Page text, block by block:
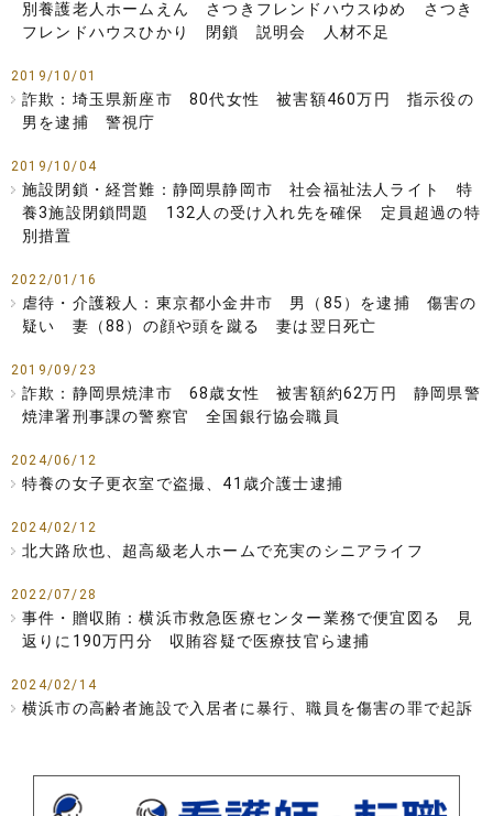
別養護老人ホームえん さつきフレンドハウスゆめ さつき
フレンドハウスひかり 閉鎖 説明会 人材不足
2019/10/01
詐欺：埼玉県新座市 80代女性 被害額460万円 指示役の
男を逮捕 警視庁
2019/10/04
施設閉鎖・経営難：静岡県静岡市 社会福祉法人ライト 特
養3施設閉鎖問題 132人の受け入れ先を確保 定員超過の特
別措置
2022/01/16
虐待・介護殺人：東京都小金井市 男（85）を逮捕 傷害の
疑い 妻（88）の顔や頭を蹴る 妻は翌日死亡
2019/09/23
詐欺：静岡県焼津市 68歳女性 被害額約62万円 静岡県警
焼津署刑事課の警察官 全国銀行協会職員
2024/06/12
特養の女子更衣室で盗撮、41歳介護士逮捕
2024/02/12
北大路欣也、超高級老人ホームで充実のシニアライフ
2022/07/28
事件・贈収賄：横浜市救急医療センター業務で便宜図る 見
返りに190万円分 収賄容疑で医療技官ら逮捕
2024/02/14
横浜市の高齢者施設で入居者に暴行、職員を傷害の罪で起訴